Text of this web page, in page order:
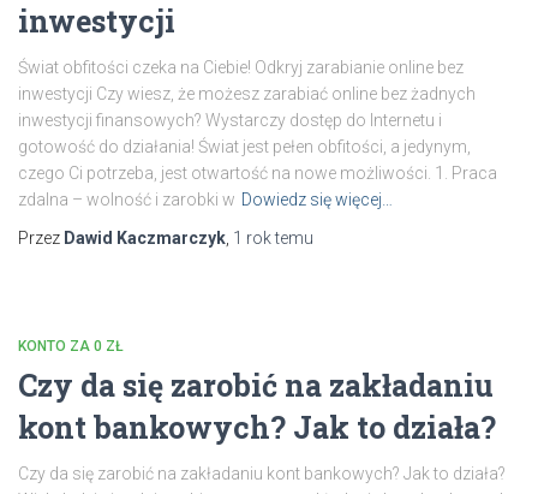
inwestycji
Świat obfitości czeka na Ciebie! Odkryj zarabianie online bez
inwestycji Czy wiesz, że możesz zarabiać online bez żadnych
inwestycji finansowych? Wystarczy dostęp do Internetu i
gotowość do działania! Świat jest pełen obfitości, a jedynym,
czego Ci potrzeba, jest otwartość na nowe możliwości. 1. Praca
zdalna – wolność i zarobki w Dowiedz się więcej…
Przez Dawid Kaczmarczyk 1 roktemu
KONTO ZA 0 ZŁ
Czy da się zarobić na zakładaniu
kont bankowych? Jak to działa?
Czy da się zarobić na zakładaniu kont bankowych? Jak to działa?